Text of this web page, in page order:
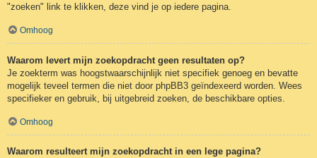
"zoeken" link te klikken, deze vind je op iedere pagina.
Omhoog
Waarom levert mijn zoekopdracht geen resultaten op?
Je zoekterm was hoogstwaarschijnlijk niet specifiek genoeg en bevatte
mogelijk teveel termen die niet door phpBB3 geïndexeerd worden. Wees
specifieker en gebruik, bij uitgebreid zoeken, de beschikbare opties.
Omhoog
Waarom resulteert mijn zoekopdracht in een lege pagina?